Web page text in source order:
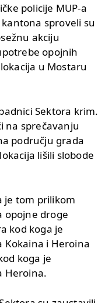
policije MUP-a
sproveli su
akciju
opojnih
u Mostaru
Sektora krim.
na sprečavanju
području grada
lišili slobode
je tom prilikom
opojne droge
kod koga je
Kokaina i Heroina
koga je
Heroina.